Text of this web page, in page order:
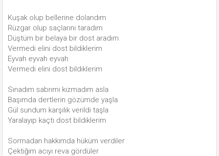
Kuşak olup bellerine dolandım
Rüzgar olup saçlarını taradım
Düştüm bir belaya bir dost aradım
Vermedi elini dost bildiklerim
Eyvah eyvah eyvah
Vermedi elini dost bildiklerim
Sınadım sabrımı kızmadım asla
Başımda dertlerin gözümde yaşla
Gül sundum karşılık verildi taşla
Yaralayıp kaçtı dost bildiklerim
Sormadan hakkımda hüküm verdiler
Çektiğim acıyı reva gördüler